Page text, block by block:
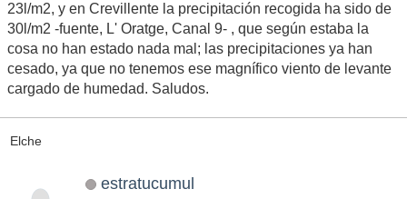
23l/m2, y en Crevillente la precipitación recogida ha sido de
30l/m2 -fuente, L' Oratge, Canal 9- , que según estaba la
cosa no han estado nada mal; las precipitaciones ya han
cesado, ya que no tenemos ese magnífico viento de levante
cargado de humedad. Saludos.
Elche
estratucumul